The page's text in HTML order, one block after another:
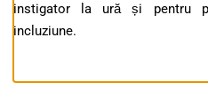
instigator la ură și pentru
incluziune.